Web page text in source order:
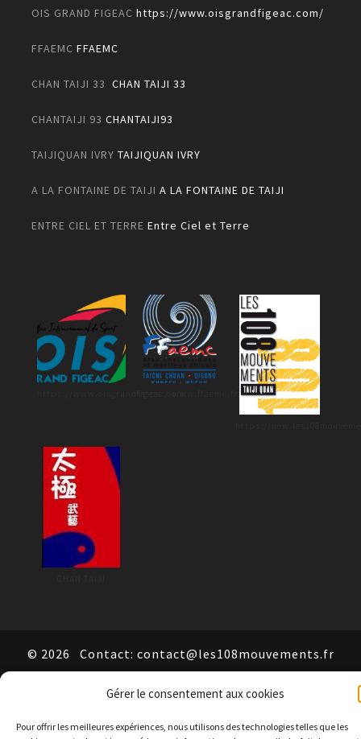
Gérer le consentement aux cookies
Pour offrir les meilleures expériences, nous utilisons des technologies telles que les
OIS GRAND FIGEAC https://www.oisgrandfigeac.com/
FFAEMC FFAEMC
CHAN TAIJI 33 CHAN TAIJI 33
CHANTAIJI 93 CHANTAIJI93
TAIJIQUAN IVRY TAIJIQUAN IVRY
A LA FONTAINE DE TAIJI A LA FONTAINE DE TAIJI
ENTRE CIEL ET TERRE Entre Ciel et Terre
https://www.ffaemc.fr/
© 2026 Contact: contact@les108mouvements.fr